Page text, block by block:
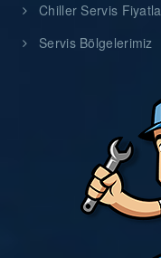
Chiller Servis
Servis Bölgelerimiz